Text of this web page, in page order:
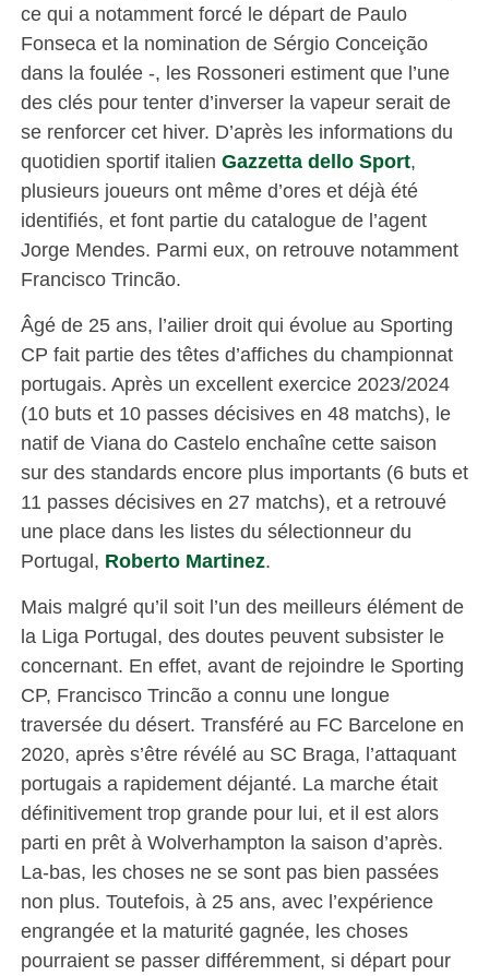
ce qui a notamment forcé le départ de Paulo
Fonseca et la nomination de Sérgio Conceição
dans la foulée -, les Rossoneri estiment que l’une
des clés pour tenter d’inverser la vapeur serait de
se renforcer cet hiver. D’après les informations du
quotidien sportif italien Gazzetta dello Sport,
plusieurs joueurs ont même d’ores et déjà été
identifiés, et font partie du catalogue de l’agent
Jorge Mendes. Parmi eux, on retrouve notamment
Francisco Trincão.
Âgé de 25 ans, l’ailier droit qui évolue au Sporting
CP fait partie des têtes d’affiches du championnat
portugais. Après un excellent exercice 2023/2024
(10 buts et 10 passes décisives en 48 matchs), le
natif de Viana do Castelo enchaîne cette saison
sur des standards encore plus importants (6 buts et
11 passes décisives en 27 matchs), et a retrouvé
une place dans les listes du sélectionneur du
Portugal, Roberto Martinez.
Mais malgré qu’il soit l’un des meilleurs élément de
la Liga Portugal, des doutes peuvent subsister le
concernant. En effet, avant de rejoindre le Sporting
CP, Francisco Trincão a connu une longue
traversée du désert. Transféré au FC Barcelone en
2020, après s’être révélé au SC Braga, l’attaquant
portugais a rapidement déjanté. La marche était
définitivement trop grande pour lui, et il est alors
parti en prêt à Wolverhampton la saison d’après.
La-bas, les choses ne se sont pas bien passées
non plus. Toutefois, à 25 ans, avec l’expérience
engrangée et la maturité gagnée, les choses
pourraient se passer différemment, si départ pour